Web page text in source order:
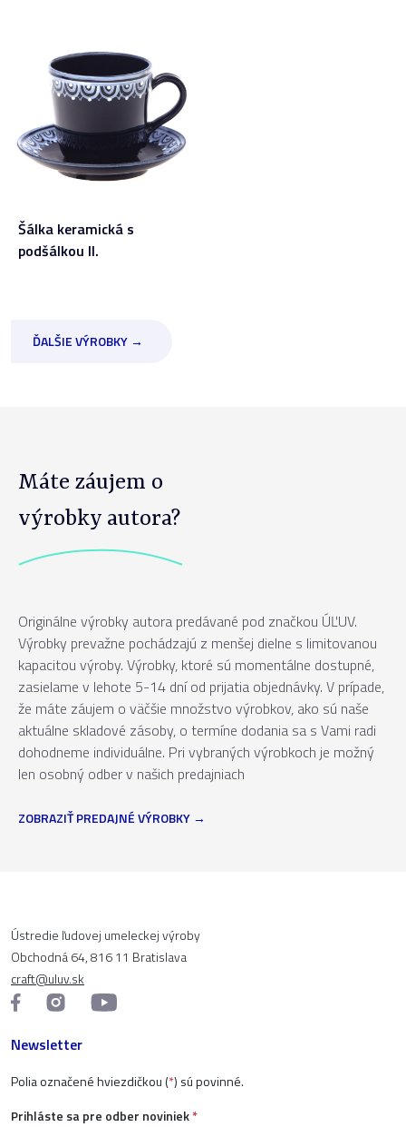
Šálka keramická s
podšálkou II.
ĎALŠIE VÝROBKY →
Máte záujem o
výrobky autora?
Originálne výrobky autora predávané pod značkou ÚĽUV.
Výrobky prevažne pochádzajú z menšej dielne s limitovanou
kapacitou výroby. Výrobky, ktoré sú momentálne dostupné,
zasielame v lehote 5-14 dní od prijatia objednávky. V prípade,
že máte záujem o väčšie množstvo výrobkov, ako sú naše
aktuálne skladové zásoby, o termíne dodania sa s Vami radi
dohodneme individuálne. Pri vybraných výrobkoch je možný
len osobný odber v našich predajniach
ZOBRAZIŤ PREDAJNÉ VÝROBKY
Ústredie ľudovej umeleckej výroby
Obchodná 64, 816 11 Bratislava
craft@uluv.sk
Newsletter
Polia označené hviezdičkou (*) sú povinné.
Prihláste sa pre odber noviniek*